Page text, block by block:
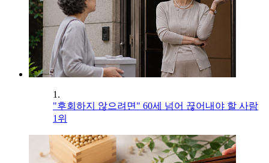
1.
"후회하지 않으려면" 60세 넘어 끊어내야 할 사람
1위